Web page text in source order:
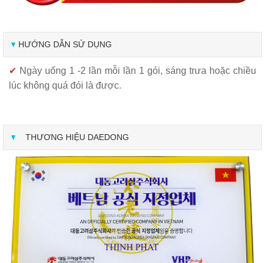
HƯỚNG DẪN SỬ DỤNG
✔ Ngày uống 1 -2 lần mỗi lần 1 gói, sáng trưa hoặc chiều
lúc không quá đói là được.
THƯƠNG HIỆU DAEDONG